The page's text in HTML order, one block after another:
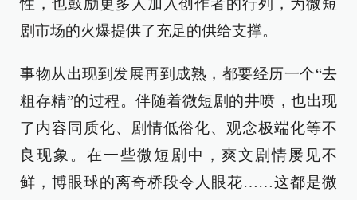
性，也鼓励更多人加入创作者的行列，为微短
剧市场的火爆提供了充足的供给支撑。
事物从出现到发展再到成熟，都要经历一个“去
粗存精”的过程。伴随着微短剧的井喷，也出现
了内容同质化、剧情低俗化、观念极端化等不
良现象。在一些微短剧中，爽文剧情屡见不
鲜，博眼球的离奇桥段令人眼花……这都是微